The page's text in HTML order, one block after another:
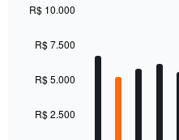
chart
with
bars.
The
chart
R$ 2.500
R$ 5.000
R$ 7.500
R$ 10.000